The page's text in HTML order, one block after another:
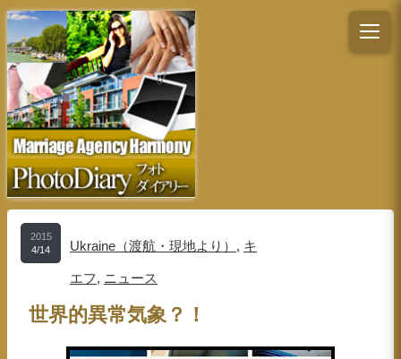
2015
4/14
Ukraine（渡航・現地より） , キ
エフ, ニュース
世界的異常気象？！